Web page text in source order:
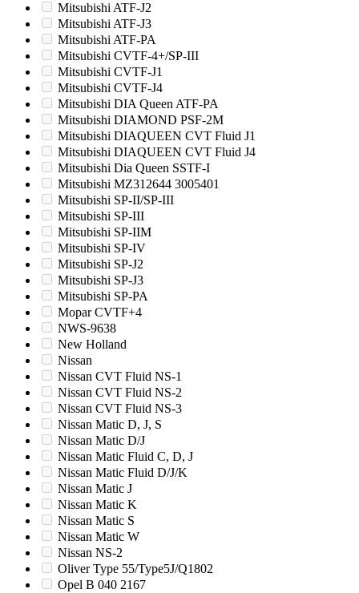
Mitsubishi ATF-J2
Mitsubishi ATF-J3
Mitsubishi ATF-PA
Mitsubishi CVTF-4+/SP-III
Mitsubishi CVTF-J1
Mitsubishi CVTF-J4
Mitsubishi DIA Queen ATF-PA
Mitsubishi DIAMOND PSF-2M
Mitsubishi DIAQUEEN CVT Fluid J1
Mitsubishi DIAQUEEN CVT Fluid J4
Mitsubishi Dia Queen SSTF-I
Mitsubishi MZ312644 3005401
Mitsubishi SP-II/SP-III
Mitsubishi SP-III
Mitsubishi SP-IIM
Mitsubishi SP-IV
Mitsubishi SP-J2
Mitsubishi SP-J3
Mitsubishi SP-PA
Mopar CVTF+4
NWS-9638
New Holland
Nissan
Nissan CVT Fluid NS-1
Nissan CVT Fluid NS-2
Nissan CVT Fluid NS-3
Nissan Matic D, J, S
Nissan Matic D/J
Nissan Matic Fluid C, D, J
Nissan Matic Fluid D/J/K
Nissan Matic J
Nissan Matic K
Nissan Matic S
Nissan Matic W
Nissan NS-2
Oliver Type 55/Type5J/Q1802
Opel B 040 2167